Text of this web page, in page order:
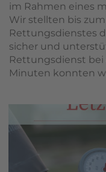
im Rahmen eines
Wir stellten bis
Rettungsdienstes
sicher und
Rettungsdienst bei
Minuten konnten